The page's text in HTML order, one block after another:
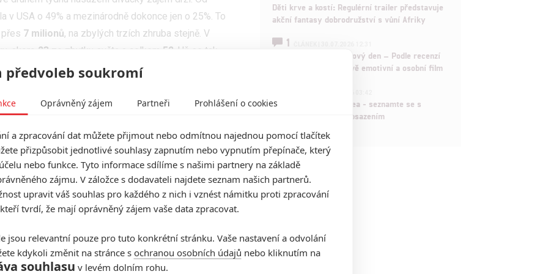
USA o 49% a mezinárodně dokonce jen o 25%. To
7 milionů, na zbylých trzích zhruba stejně. V
skoro 23 ze zbytku světa a celkem 52 . Už se tak
Jak už jsme rozebírali minule
práv
by bylo fajn rozpočet v pokladnách kin alespoň
šanci i do budoucna.
víkendu, hororTarot . V USA utržila jen něco
je tedy utrženo něco přes10 milionů
. To je na
masové publikum, ale většinou dokážou
se to nestalo, zřejmě proto, že je snímek zkrátka
Natáčení ale stálo jen 8 milionů, takže nakonec
Točit horory prostě dává z obchodního hlediska
x Kong: Nové impérium(Godzilla x Kong: The New
Děti krve a kostí: Regulérní trailer představuje
akční fantasy dobrodružství s vůní Afriky
1
Spider-Man: Zbrusu nový den – Podle recenzí
máme čekat překvapivě emotivní a osobní film
Velké preview: Odyssea - seznamte se s
maximálně nabitým obsazením
předvoleb soukromí
Oprávněný zájem Partneři Prohlášení o cookies
a zpracování dat můžete přijmout nebo odmítnou najednou pomocí tlačítek
přizpůsobit jednotlivé souhlasy zapnutím nebo vypnutím přepínače, který
nebo funkce. Tyto informace sdílíme s našimi partnery na základě
zájmu. V záložce s dodavateli najdete seznam našich partnerů.
upravit váš souhlas pro každého z nich i vznést námitku proti zpracování
tvrdí, že mají oprávněný zájem vaše data zpracovat.
jsou relevantní pouze pro tuto konkrétní stránku. Vaše nastavení a odvolání
kdykoli změnit na stránce s ochranou osobních údajů nebo kliknutím na
souhlasu v levém dolním rohu.